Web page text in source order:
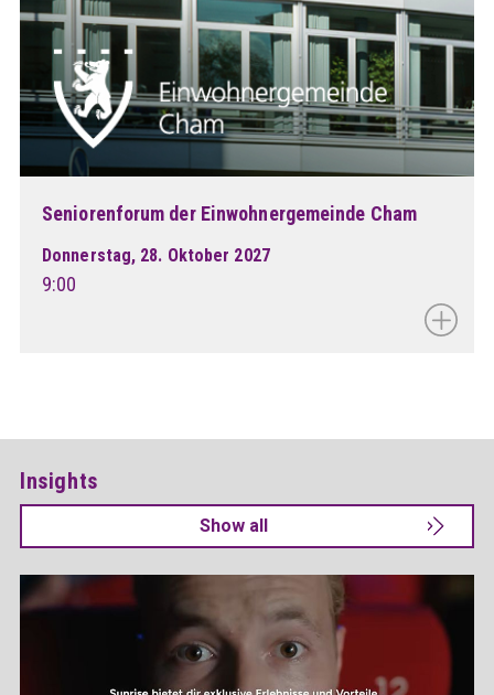
Seniorenforum der Einwohnergemeinde Cham
Donnerstag, 28. Oktober 2027
9:00
Insights
Show all